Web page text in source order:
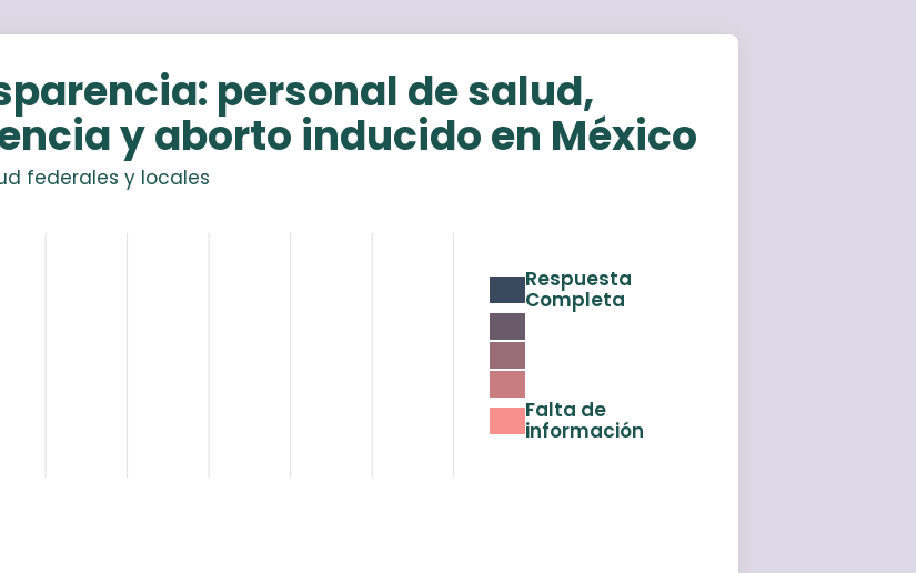
personal de salud,
y aborto inducido en México
federales y locales
Respuesta
Completa
Falta de
información